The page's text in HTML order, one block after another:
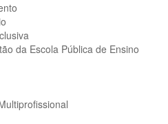
da Escola Pública de Ensino